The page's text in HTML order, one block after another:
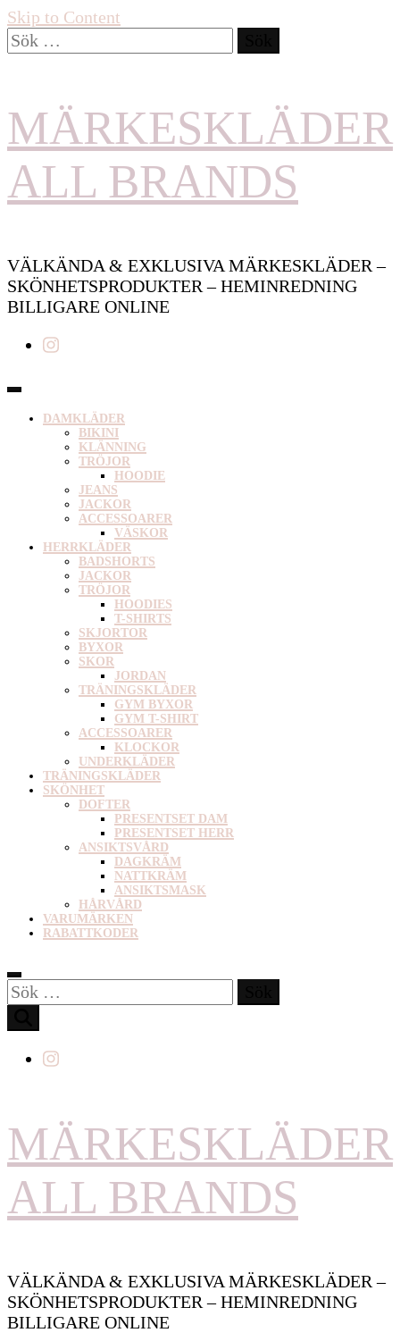
Skip to Content
Sök
efter:
MÄRKESKLÄDER
ALL BRANDS
VÄLKÄNDA & EXKLUSIVA MÄRKESKLÄDER –
SKÖNHETSPRODUKTER – HEMINREDNING
BILLIGARE ONLINE
DAMKLÄDER
BIKINI
KLÄNNING
TRÖJOR
HOODIE
JEANS
JACKOR
ACCESSOARER
VÄSKOR
HERRKLÄDER
BADSHORTS
JACKOR
TRÖJOR
HOODIES
T-SHIRTS
SKJORTOR
BYXOR
SKOR
JORDAN
TRÄNINGSKLÄDER
GYM BYXOR
GYM T-SHIRT
ACCESSOARER
KLOCKOR
UNDERKLÄDER
TRÄNINGSKLÄDER
SKÖNHET
DOFTER
PRESENTSET DAM
PRESENTSET HERR
ANSIKTSVÅRD
DAGKRÄM
NATTKRÄM
ANSIKTSMASK
HÅRVÅRD
VARUMÄRKEN
RABATTKODER
Sök
efter:
MÄRKESKLÄDER
ALL BRANDS
VÄLKÄNDA & EXKLUSIVA MÄRKESKLÄDER –
SKÖNHETSPRODUKTER – HEMINREDNING
BILLIGARE ONLINE